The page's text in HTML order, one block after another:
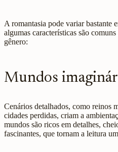
A romantasia pode variar bastante
algumas características são
gênero:
Mundos
Cenários detalhados, como reinos
cidades perdidas, criam a
mundos são ricos em detalhes,
fascinantes, que tornam a leitura